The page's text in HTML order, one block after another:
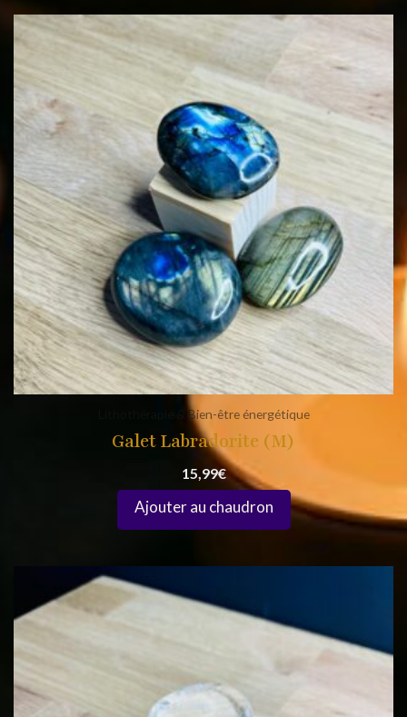
Lithothérapie & Bien-être énergétique
Galet Labradorite (M)
15,99€